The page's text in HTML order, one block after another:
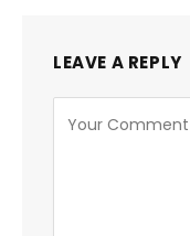
LEAVE A REPLY